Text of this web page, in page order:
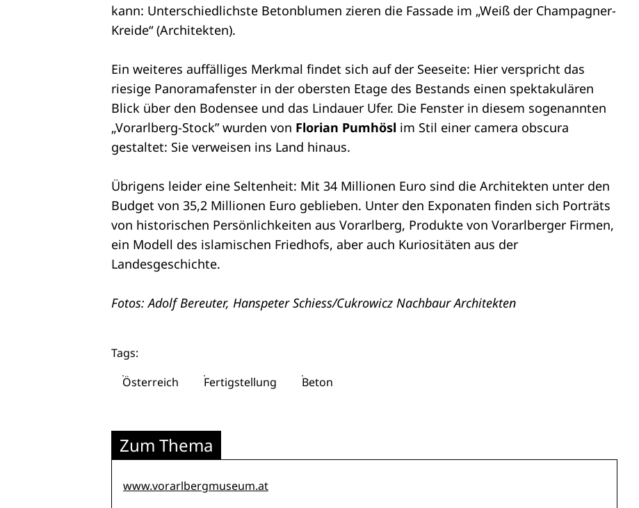
kann: Unterschiedlichste Betonblumen zieren die Fassade im „Weiß der Champagner-
Kreide“ (Architekten).
Ein weiteres auffälliges Merkmal findet sich auf der Seeseite: Hier verspricht das
riesige Panoramafenster in der obersten Etage des Bestands einen spektakulären
Blick über den Bodensee und das Lindauer Ufer. Die Fenster in diesem sogenannten
„Vorarlberg-Stock” wurden von Florian Pumhösl im Stil einer camera obscura
gestaltet: Sie verweisen ins Land hinaus.
Übrigens leider eine Seltenheit: Mit 34 Millionen Euro sind die Architekten unter den
Budget von 35,2 Millionen Euro geblieben. Unter den Exponaten finden sich Porträts
von historischen Persönlichkeiten aus Vorarlberg, Produkte von Vorarlberger Firmen,
ein Modell des islamischen Friedhofs, aber auch Kuriositäten aus der
Landesgeschichte.
Fotos: Adolf Bereuter, Hanspeter Schiess/Cukrowicz Nachbaur Architekten
Tags:
Österreich
Fertigstellung Beton
Zum Thema
www.vorarlbergmuseum.at